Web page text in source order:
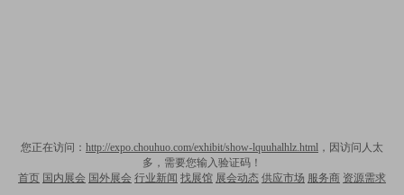
您正在访问： http://expo.chouhuo.com/exhibit/show-lquuhalhlz.html ，因访问人太
多，需要您输入验证码！
首页 国内展会 国外展会 行业新闻 找展馆 展会动态 供应市场 服务商 资源需求